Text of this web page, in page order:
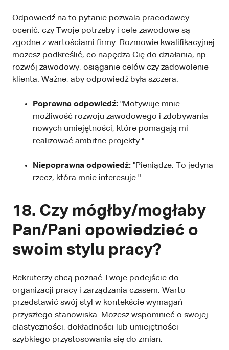
Odpowiedź na to pytanie pozwala pracodawcy
ocenić, czy Twoje potrzeby i cele zawodowe są
zgodne z wartościami firmy. Rozmowie kwalifikacyjnej
możesz podkreślić, co napędza Cię do działania, np.
rozwój zawodowy, osiąganie celów czy zadowolenie
klienta. Ważne, aby odpowiedź była szczera.
Poprawna odpowiedź: "Motywuje mnie
możliwość rozwoju zawodowego i zdobywania
nowych umiejętności, które pomagają mi
realizować ambitne projekty."
Niepoprawna odpowiedź: "Pieniądze. To jedyna
rzecz, która mnie interesuje."
18. Czy mógłby/mogłaby
Pan/Pani opowiedzieć o
swoim stylu pracy?
Rekruterzy chcą poznać Twoje podejście do
organizacji pracy i zarządzania czasem. Warto
przedstawić swój styl w kontekście wymagań
przyszłego stanowiska. Możesz wspomnieć o swojej
elastyczności, dokładności lub umiejętności
szybkiego przystosowania się do zmian.